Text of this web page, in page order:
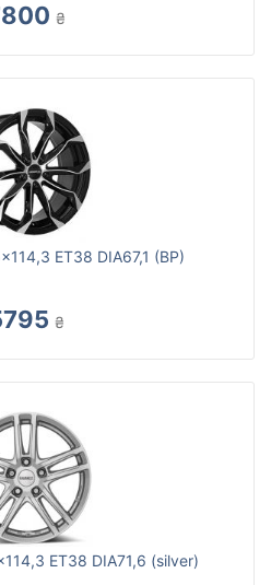
₴
ET38 DIA67,1 (BP)
₴
ET38 DIA71,6 (silver)